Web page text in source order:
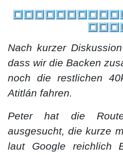
Nach kurzer D
dass wir die Backen
noch die restlichen
Atitlán fahren.
Peter hat die
ausgesucht, die kurze
laut Google reichlich